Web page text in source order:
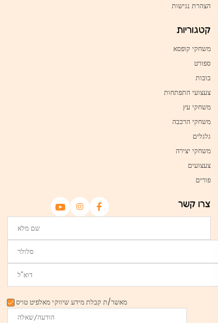
הצהרת נגישות
קטגוריות
משחקי קופסא
ספורט
בובות
צעצועי התפתחות
משחקי עץ
משחקי הרכבה
גלגלים
משחקי יצירה
צעצועים
פורים
צרו קשר
מאשר/ת קבלת מידע שיווקי מאלפיט טויס